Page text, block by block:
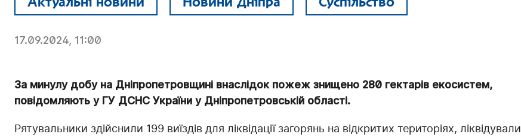
17.09.2024, 11:00
За минулу добу на Дніпропетровщині внаслідок пожеж знищено 280 гектарів екосистем,
повідомляють у ГУ ДСНС України у Дніпропетровській області.
Рятувальники здійснили 199 виїздів для ліквідації загорянь на відкритих територіях, ліквідували